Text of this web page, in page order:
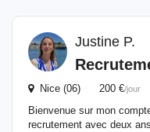
Justine P.
Nice (06) 200 €/jour
Bienvenue sur mon
recrutement avec deux